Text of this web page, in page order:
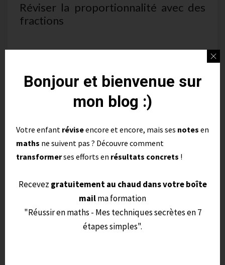
Réviser la proportionnalité avec des
fractions
proportionnalité avec des fractions et des
nombres décimaux en vue d’une rentrée
réussie au collège 😉 . Bon courage 🙂 .
Demain tu auras sur ce siteun nouveau jeu.
Et je posterai très prochainement sur
chaîne
YouTube la réponse en vidéo.
N’hésite pas à t’y abonner.
Tu peux également commenter cet article
Bonjour et bienvenue sur
mon blog :)
Votre enfant réviseencore et encore, mais ses notes en
maths ne suivent pas ? Découvre comment
transformerses efforts en résultats concrets !
Recevez gratuitement au chaud dans votre boîte
mailma formation
"Réussir en maths - Mes techniques secrètes en 7
étapes simples".